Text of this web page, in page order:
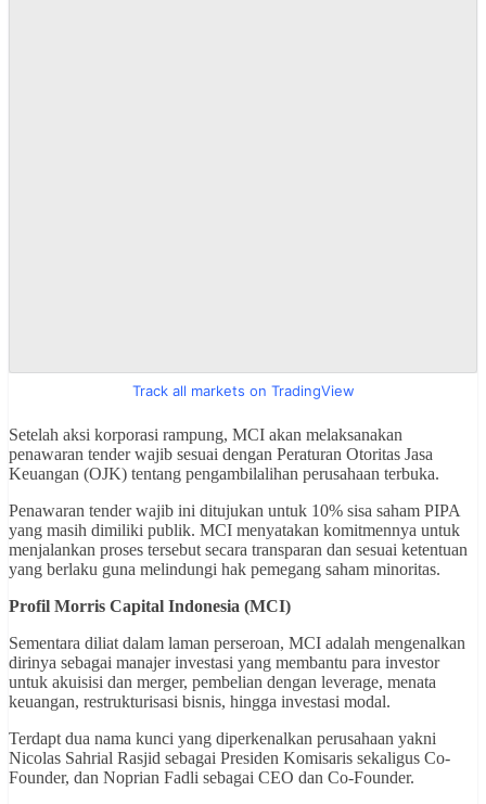
Track all markets on TradingView
Setelah aksi korporasi rampung, MCI akan melaksanakan
penawaran tender wajib sesuai dengan Peraturan Otoritas Jasa
Keuangan (OJK) tentang pengambilalihan perusahaan terbuka.
Penawaran tender wajib ini ditujukan untuk 10% sisa saham PIPA
yang masih dimiliki publik. MCI menyatakan komitmennya untuk
menjalankan proses tersebut secara transparan dan sesuai ketentuan
yang berlaku guna melindungi hak pemegang saham minoritas.
Profil Morris Capital Indonesia (MCI)
Sementara diliat dalam laman perseroan, MCI adalah mengenalkan
dirinya sebagai manajer investasi yang membantu para investor
untuk akuisisi dan merger, pembelian dengan leverage, menata
keuangan, restrukturisasi bisnis, hingga investasi modal.
Terdapt dua nama kunci yang diperkenalkan perusahaan yakni
Nicolas Sahrial Rasjid sebagai Presiden Komisaris sekaligus Co-
Founder, dan Noprian Fadli sebagai CEO dan Co-Founder.